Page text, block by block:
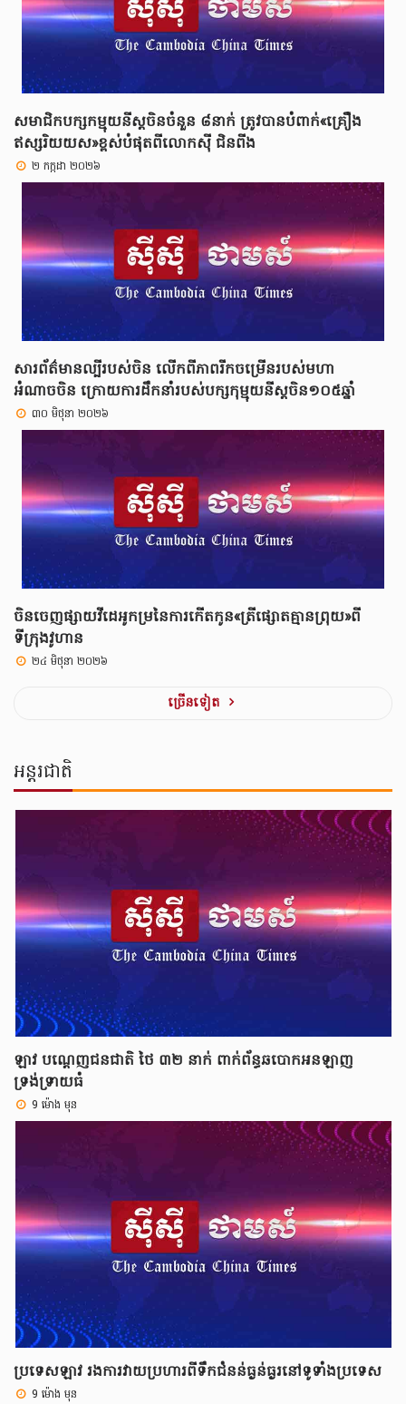
សមាជិកបក្សកម្មុយនីស្តចិនចំនួន ៨នាក់ ត្រូវបានបំពាក់«គ្រឿង
ឥស្សរិយយស»ខ្ពស់បំផុតពីលោកស៊ី ជិនពីង
២ កក្កដា ២០២៦
សារព័ត៌មានល្បីរបស់ចិន លើកពីភាពរីកចម្រើនរបស់មហា
អំណាចចិន ក្រោយការដឹកនាំរបស់បក្សកុម្មុយនីស្តចិន១០៥ឆ្នាំ
៣០ មិថុនា ២០២៦
ចិនចេញផ្សាយវីដេអូកម្រនៃការកើតកូន«ត្រីផ្សោតគ្មានព្រុយ»ពី
ទីក្រុងវូហាន
២៤ មិថុនា ២០២៦
ច្រេីនទៀត
អន្តរជាតិ
ឡាវ បណ្តេញជនជាតិ ថៃ ៣២ នាក់ ពាក់ព័ន្ធឆបោកអនឡាញ
ទ្រង់ទ្រាយធំ
9 ម៉ោង មុន
ប្រទេសឡាវ រងការវាយប្រហារពីទឹកជំនន់ធ្ងន់ធ្ងរនៅទូទាំងប្រទេស
9 ម៉ោង មុន